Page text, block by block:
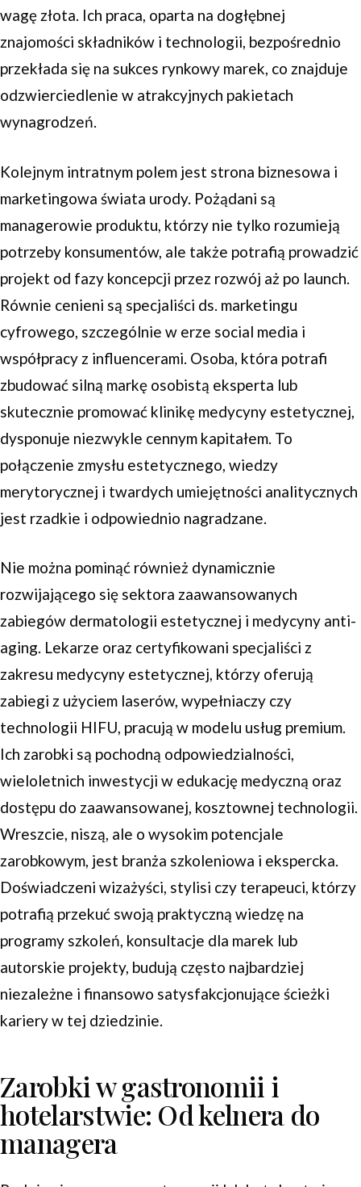
wagę złota. Ich praca, oparta na dogłębnej
znajomości składników i technologii, bezpośrednio
przekłada się na sukces rynkowy marek, co znajduje
odzwierciedlenie w atrakcyjnych pakietach
wynagrodzeń.
Kolejnym intratnym polem jest strona biznesowa i
marketingowa świata urody. Pożądani są
managerowie produktu, którzy nie tylko rozumieją
potrzeby konsumentów, ale także potrafią prowadzić
projekt od fazy koncepcji przez rozwój aż po launch.
Równie cenieni są specjaliści ds. marketingu
cyfrowego, szczególnie w erze social media i
współpracy z influencerami. Osoba, która potrafi
zbudować silną markę osobistą eksperta lub
skutecznie promować klinikę medycyny estetycznej,
dysponuje niezwykle cennym kapitałem. To
połączenie zmysłu estetycznego, wiedzy
merytorycznej i twardych umiejętności analitycznych
jest rzadkie i odpowiednio nagradzane.
Nie można pominąć również dynamicznie
rozwijającego się sektora zaawansowanych
zabiegów dermatologii estetycznej i medycyny anti-
aging. Lekarze oraz certyfikowani specjaliści z
zakresu medycyny estetycznej, którzy oferują
zabiegi z użyciem laserów, wypełniaczy czy
technologii HIFU, pracują w modelu usług premium.
Ich zarobki są pochodną odpowiedzialności,
wieloletnich inwestycji w edukację medyczną oraz
dostępu do zaawansowanej, kosztownej technologii.
Wreszcie, niszą, ale o wysokim potencjale
zarobkowym, jest branża szkoleniowa i ekspercka.
Doświadczeni wizażyści, stylisi czy terapeuci, którzy
potrafią przekuć swoją praktyczną wiedzę na
programy szkoleń, konsultacje dla marek lub
autorskie projekty, budują często najbardziej
niezależne i finansowo satysfakcjonujące ścieżki
kariery w tej dziedzinie.
Zarobki w gastronomii i
hotelarstwie: Od kelnera do
managera